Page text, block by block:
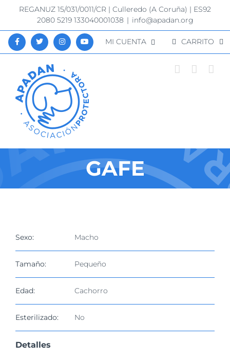
Saltar
contenido
REGANUZ 15/031/0011/CR | Culleredo (A Coruña) | ES92
2080 5219 133040001038 | info@apadan.org
MI CUENTA CARRITO
GAFE
imagen
Sexo: Macho
Tamaño: Pequeño
Edad: Cachorro
Esterilizado: No
Detalles